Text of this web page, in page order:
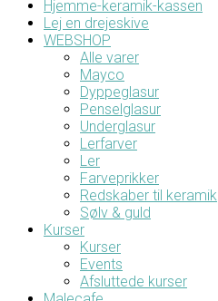
Hjemme-keramik-kassen
Lej en drejeskive
WEBSHOP
Alle varer
Mayco
Dyppeglasur
Penselglasur
Underglasur
Lerfarver
Ler
Farveprikker
Redskaber til keramik
Sølv & guld
Kurser
Kurser
Events
Afsluttede kurser